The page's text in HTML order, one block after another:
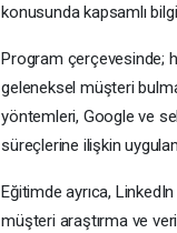
konusunda kapsamlı
Program çerçevesinde;
geleneksel müşteri
yöntemleri, Google ve
süreçlerine ilişkin
Eğitimde ayrıca,
müşteri araştırma ve veri